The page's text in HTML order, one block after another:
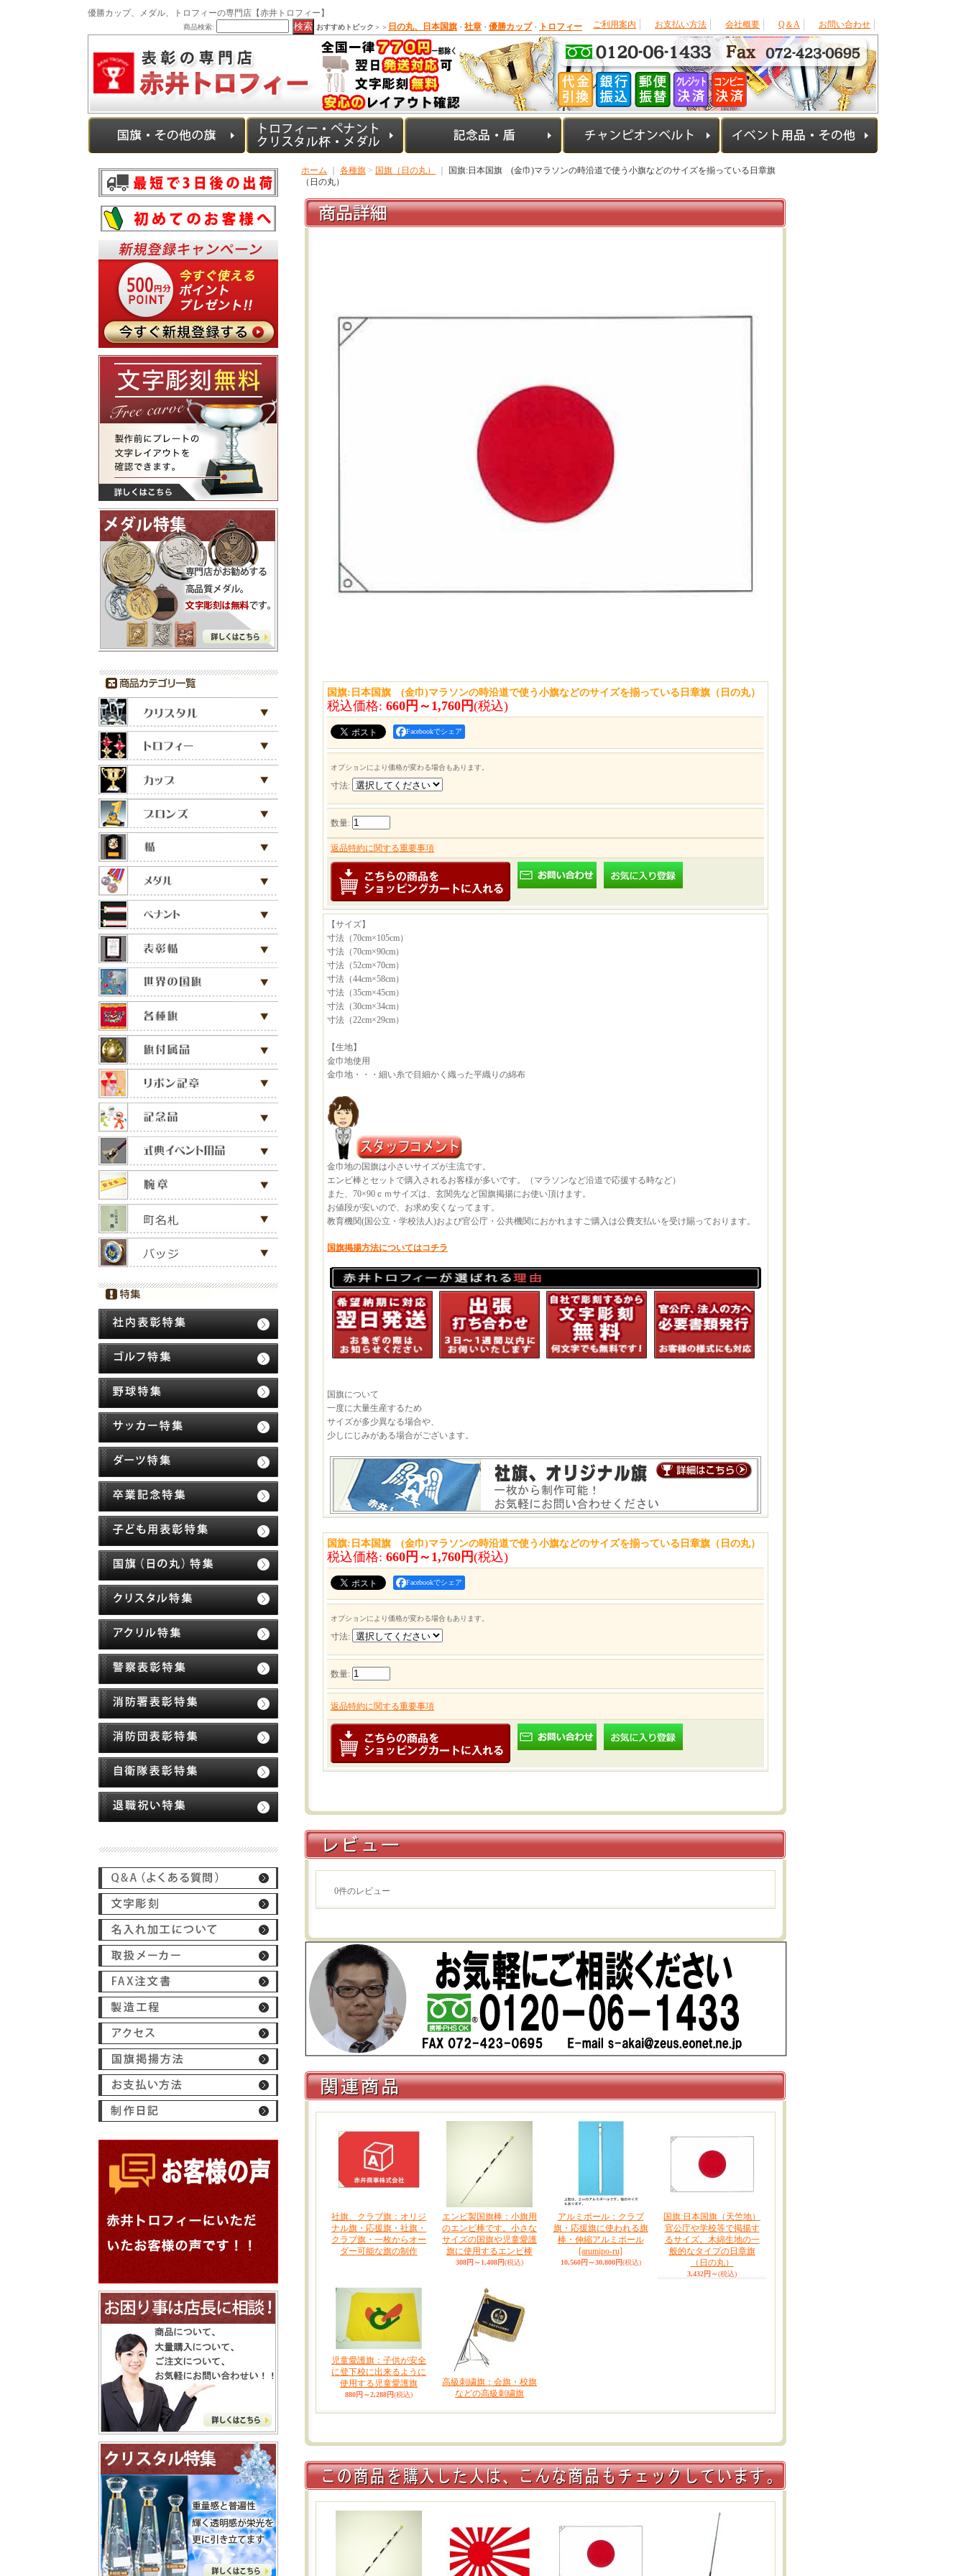
優勝カップ、メダル、トロフィーの専門店【赤井トロフィー】
ご利用案内
お支払い方法 会社概要 Q＆A お問い合わせ
商品検索: おすすめトピック ＞＞ 日の丸、日本国旗 ・ 社章 ・ 優勝カップ ・ トロフィー
ホーム 各種旗 > 国旗（日の丸）
国旗:日本国旗 (金巾)マラソンの時沿道で使う小旗などのサイズを揃っている日章旗
（日の丸）
国旗:日本国旗 (金巾)マラソンの時沿道で使う小旗などのサイズを揃っている日章旗（日の丸）
税込価格: 660円～1,760円(税込)
Facebookでシェア
オプションにより価格が変わる場合もあります。
寸法:
数量:
返品特約に関する重要事項
【サイズ】
寸法（70cm×105cm）
寸法（70cm×90cm）
寸法（52cm×70cm）
寸法（44cm×58cm）
寸法（35cm×45cm）
寸法（30cm×34cm）
寸法（22cm×29cm）
【生地】
金巾地使用
金巾地・・・細い糸で目細かく織った平織りの綿布
金巾地の国旗は小さいサイズが主流です。
エンビ棒とセットで購入されるお客様が多いです。（マラソンなど沿道で応援する時など）
また、70×90ｃｍサイズは、玄関先など国旗掲揚にお使い頂けます。
お値段が安いので、お求め安くなってます。
教育機関(国公立・学校法人)および官公庁・公共機関におかれますご購入は公費支払いを受け賜っております。
国旗掲揚方法についてはコチラ
国旗について
一度に大量生産するため
サイズが多少異なる場合や、
少しにじみがある場合がございます。
国旗:日本国旗 (金巾)マラソンの時沿道で使う小旗などのサイズを揃っている日章旗（日の丸）
税込価格: 660円～1,760円(税込)
Facebookでシェア
オプションにより価格が変わる場合もあります。
寸法:
数量:
返品特約に関する重要事項
0件のレビュー
社旗、クラブ旗：オリジ
ナル旗・応援旗・社旗・
クラブ旗・一枚からオー
ダー可能な旗の制作
エンビ製国旗棒：小旗用
のエンビ棒です。小さな
サイズの国旗や児童愛護
旗に使用するエンビ棒
308円～1,408円(税込)
アルミポール：クラブ
旗・応援旗に使われる旗
棒・伸縮アルミポール
[arumipo-ru]
10,560円～30,800円(税込)
国旗:日本国旗（天竺地）
官公庁や学校等で掲揚す
るサイズ。木綿生地の一
般的なタイプの日章旗
（日の丸）
3,432円～(税込)
児童愛護旗：子供が安全
に登下校に出来るように
使用する児童愛護旗
880円～2,288円(税込)
高級刺繍旗：会旗・校旗
などの高級刺繍旗